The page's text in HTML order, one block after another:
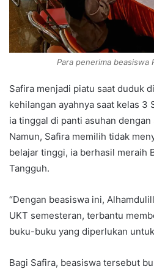
Para penerima beasiswa
Safira menjadi piatu saat duduk
kehilangan ayahnya saat kelas 3
ia tinggal di panti asuhan
Namun, Safira memilih tidak
belajar tinggi, ia berhasil meraih
Tangguh.
“Dengan beasiswa ini,
UKT semesteran, terbantu
buku-buku yang diperlukan
Bagi Safira, beasiswa tersebut